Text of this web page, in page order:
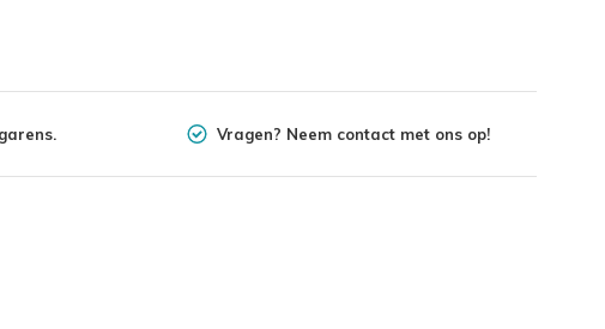
Vragen? Neem contact met ons op!